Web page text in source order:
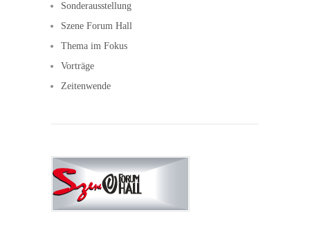
Sonderausstellung
Szene Forum Hall
Thema im Fokus
Vorträge
Zeitenwende